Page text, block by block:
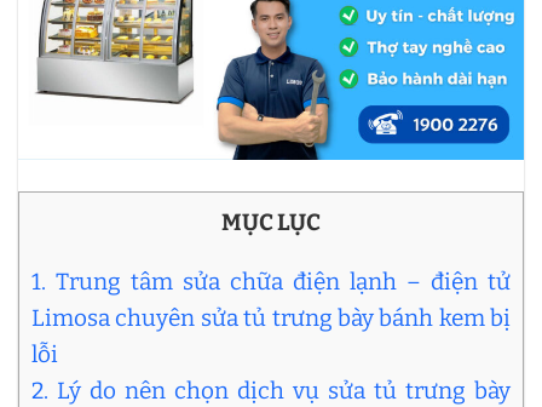
MỤC LỤC
1. Trung tâm sửa chữa điện lạnh – điện tử
Limosa chuyên sửa tủ trưng bày bánh kem bị
lỗi
2. Lý do nên chọn dịch vụ sửa tủ trưng bày